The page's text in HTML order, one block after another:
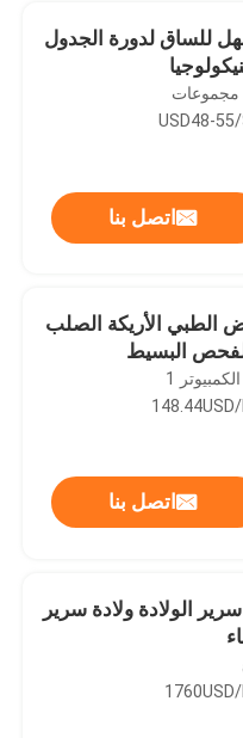
للساق لدورة الجدول
اتصل بنا
الطبي الأريكة الصلب
البسيط
اتصل بنا
الولادة ولادة سرير